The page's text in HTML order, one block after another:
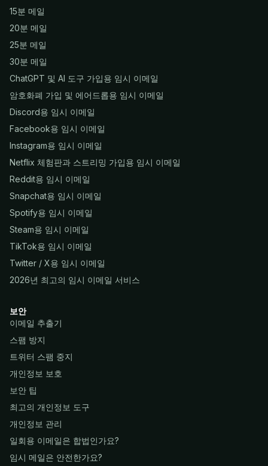
15분 메일
20분 메일
25분 메일
30분 메일
ChatGPT 및 AI 도구 가입용 임시 이메일
암호화폐 가입 및 에어드롭용 임시 이메일
Discord용 임시 이메일
Facebook용 임시 이메일
Instagram용 임시 이메일
Netflix 체험판과 스트리밍 가입용 임시 이메일
Reddit용 임시 이메일
Snapchat용 임시 이메일
Spotify용 임시 이메일
Steam용 임시 이메일
TikTok용 임시 이메일
Twitter / X용 임시 이메일
2026년 최고의 임시 이메일 서비스
보안
이메일 추출기
스팸 방지
트위터 스팸 중지
개인정보 보호
보안 팁
최고의 개인정보 도구
개인정보 관리
일회용 이메일은 합법인가요?
임시 메일은 안전한가요?